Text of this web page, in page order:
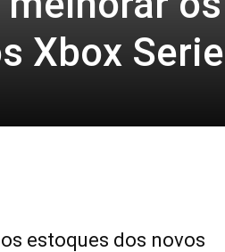
Xbox
estoques dos novos